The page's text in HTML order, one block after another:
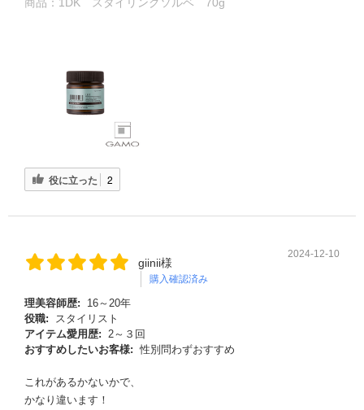
商品： 1DK スタイリングソルベ 70g
役に立った 2
giinii様
購入確認済み
2024-12-10
理美容師歴:
16～20年
役職:
スタイリスト
アイテム愛用歴:
2～３回
おすすめしたいお客様: 性別問わずおすすめ
これがあるかないかで、
かなり違います！